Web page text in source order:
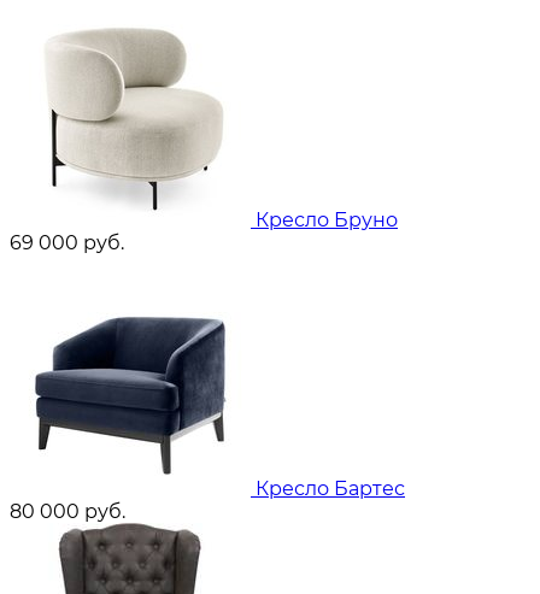
Кресло Бруно
69 000 руб.
Кресло Бартес
80 000 руб.